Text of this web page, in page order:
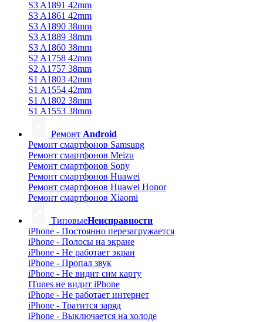
S3 A1891 42mm
S3 A1861 42mm
S3 A1890 38mm
S3 A1889 38mm
S3 A1860 38mm
S2 A1758 42mm
S2 A1757 38mm
S1 A1803 42mm
S1 A1554 42mm
S1 A1802 38mm
S1 A1553 38mm
Ремонт Android
Ремонт смартфонов Samsung
Ремонт смартфонов Meizu
Ремонт смартфонов Sony
Ремонт смартфонов Huawei
Ремонт смартфонов Huawei Honor
Ремонт смартфонов Xiaomi
ТиповыеНеисправности
iPhone - Постоянно перезагружается
iPhone - Полосы на экране
iPhone - Не работает экран
iPhone - Пропал звук
iPhone - Не видит сим карту
ITunes не видит iPhone
iPhone - Не работает интернет
iPhone - Тратится заряд
iPhone - Выключается на холоде